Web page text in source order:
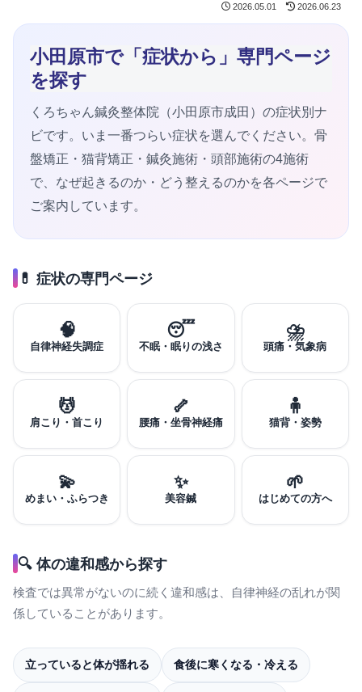
2026.05.01 2026.06.23
小田原市で「症状から」専門ページ
を探す
くろちゃん鍼灸整体院（小田原市成田）の症状別ナ
ビです。いま一番つらい症状を選んでください。骨
盤矯正・猫背矯正・鍼灸施術・頭部施術の4施術
で、なぜ起きるのか・どう整えるのかを各ページで
ご案内しています。
💊 症状の専門ページ
🧠
自律神経失調症
😴
不眠・眠りの浅さ
⛈️
頭痛・気象病
💆
肩こり・首こり
🦴
腰痛・坐骨神経痛
🧍
猫背・姿勢
💫
めまい・ふらつき
✨
美容鍼
🌱
はじめての方へ
🔍 体の違和感から探す
検査では異常がないのに続く違和感は、自律神経の乱れが関
係していることがあります。
立っていると体が揺れる 食後に寒くなる・冷える